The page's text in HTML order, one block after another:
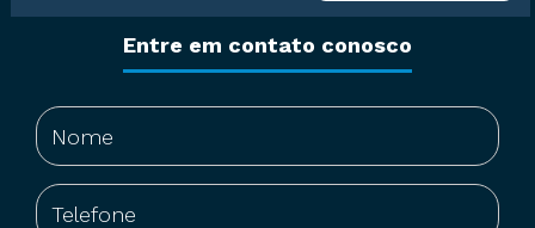
Entre em contato conosco